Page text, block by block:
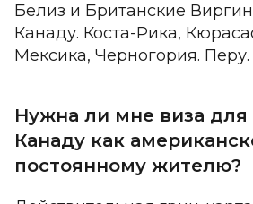
Белиз и Британские
Канаду. Коста-Рика,
Мексика, Черногория. Перу.
Нужна ли мне виза для
Канаду как
постоянному жителю?